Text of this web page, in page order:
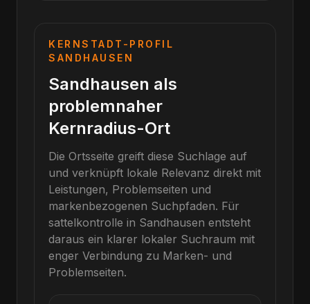
KERNSTADT-PROFIL
SANDHAUSEN
Sandhausen als
problemnaher
Kernradius-Ort
Die Ortsseite greift diese Suchlage auf
und verknüpft lokale Relevanz direkt mit
Leistungen, Problemseiten und
markenbezogenen Suchpfaden. Für
sattelkontrolle in Sandhausen entsteht
daraus ein klarer lokaler Suchraum mit
enger Verbindung zu Marken- und
Problemseiten.